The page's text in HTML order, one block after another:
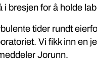
i bresjen for å holde
tider rundt
Vi fikk inn en
Jorunn.